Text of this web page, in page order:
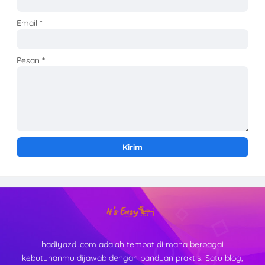
Email*
Pesan*
hadiyazdi.com adalah tempat di mana berbagai
kebutuhanmu dijawab dengan panduan praktis. Satu blog,